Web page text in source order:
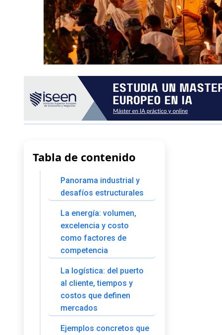
Tabla de contenido
Panorama industrial y
desafíos estructurales
La energía: volumen,
excelencia y costo
como factores de
competencia
La logística: del puerto
al cliente, tiempos y
costos que definen
mercados
Ejemplos concretos que